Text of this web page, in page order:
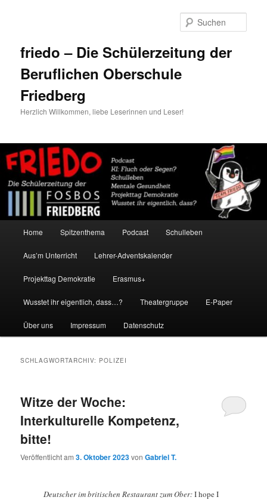
friedo – Die Schülerzeitung der
Beruflichen Oberschule
Friedberg
Herzlich Willkommen, liebe Leserinnen und Leser!
Home Spitzenthema Podcast Schulleben
Aus’m Unterricht Lehrer-Adventskalender
Projekttag Demokratie Erasmus+
Wusstet ihr eigentlich, dass…? Theatergruppe E-Paper
Über uns Impressum Datenschutz
SCHLAGWORTARCHIV: POLIZEI
Witze der Woche:
Interkulturelle Kompetenz,
bitte!
Veröffentlicht am3. Oktober 2023vonGabriel T.
Deutscher im britischen Restaurant zum Ober:I hope I